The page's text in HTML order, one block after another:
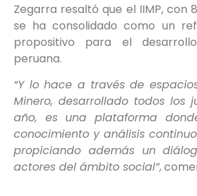
Zegarra resaltó que el IIMP, con
se ha consolidado como un
propositivo para el
peruana.
“Y lo hace a través de
Minero, desarrollado todos los
año, es una plataforma
conocimiento y análisis
propiciando además un
actores del ámbito social”,